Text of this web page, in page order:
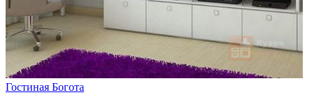
Гостиная Богота